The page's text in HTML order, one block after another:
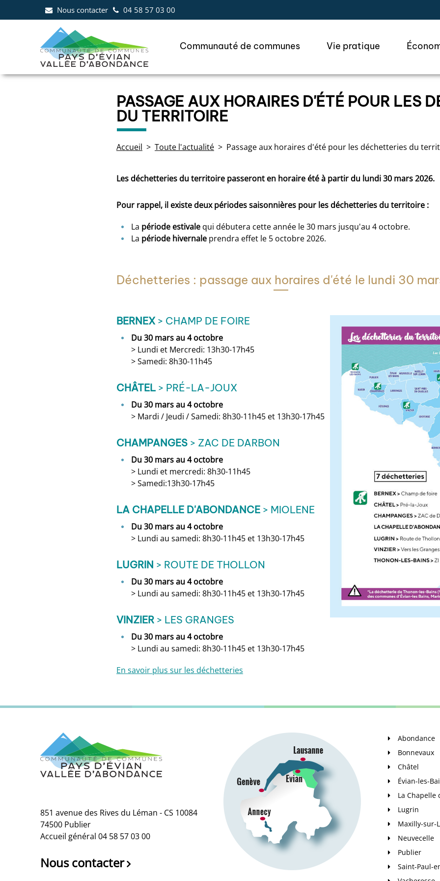
Nous contacter 04 58 57 03 00
Communauté de communes Vie pratique
PASSAGE AUX HORAIRES D'ÉTÉ POUR LES
DU TERRITOIRE
Accueil Toute l'actualité Passage aux horaires d'été pour les déchetteries du
Les déchetteries du territoire passeront en horaire été à partir du lundi 30 mars 2026.
Pour rappel, il existe deux périodes saisonnières pour les déchetteries du territoire :
La période estivale qui débutera cette année le 30 mars jusqu'au 4 octobre.
La période hivernale prendra effet le 5 octobre 2026.
Déchetteries : passage aux horaires d'été le lundi 30
BERNEX> CHAMP DE FOIRE
Du 30 mars au 4 octobre
> Lundi et Mercredi: 13h30-17h45
> Samedi: 8h30-11h45
CHÂTEL > PRÉ-LA-JOUX
Du 30 mars au 4 octobre
> Mardi / Jeudi / Samedi: 8h30-11h45 et 13h30-17h45
CHAMPANGES > ZAC DE DARBON
Du 30 mars au 4 octobre
> Lundi et mercredi: 8h30-11h45
> Samedi:13h30-17h45
LA CHAPELLE D'ABONDANCE > MIOLENE
Du 30 mars au 4 octobre
> Lundi au samedi: 8h30-11h45 et 13h30-17h45
LUGRIN > ROUTE DE THOLLON
Du 30 mars au 4 octobre
> Lundi au samedi: 8h30-11h45 et 13h30-17h45
VINZIER > LES GRANGES
Du 30 mars au 4 octobre
> Lundi au samedi: 8h30-11h45 et 13h30-17h45
En savoir plus sur les déchetteries
851 avenue des Rives du Léman - CS 10084
74500 Publier
Accueil général 04 58 57 03 00
Nous contacter
Abondance
Bonnevaux
Châtel
Évian-les-
La Chapelle
Lugrin
Maxilly-sur-
Neuvecelle
Publier
Saint-Paul-